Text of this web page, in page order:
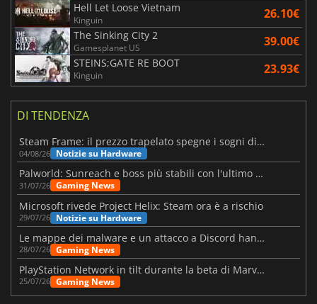
Hell Let Loose Vietnam
Kinguin 26.10€
The Sinking City 2
Gamesplanet US 39.00€
STEINS;GATE RE BOOT
Kinguin 23.93€
DI TENDENZA
Steam Frame: il prezzo trapelato spegne i sogni di un VR economico
04/08/26 Notizie su Hardware
Palworld: Sunreach e boss più stabili con l'ultimo update
31/07/26 Gaming News
Microsoft rivede Project Helix: Steam ora è a rischio
29/07/26 Notizie su Hardware
Le mappe dei malware e un attacco a Discord hanno colpito Meccha Chameleon
28/07/26 Gaming News
PlayStation Network in tilt durante la beta di Marvel Tōkon
25/07/26 Gaming News